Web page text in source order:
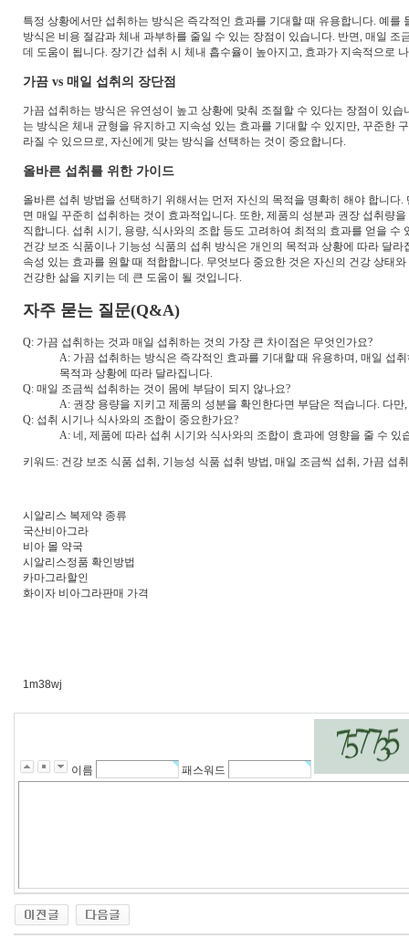
특정 상황에서만 섭취하는 방식은 즉각적인 효과를 기대할 때 유용합니다. 예
방식은 비용 절감과 체내 과부하를 줄일 수 있는 장점이 있습니다. 반면, 매일
데 도움이 됩니다. 장기간 섭취 시 체내 흡수율이 높아지고, 효과가 지속적으로
가끔 vs 매일 섭취의 장단점
가끔 섭취하는 방식은 유연성이 높고 상황에 맞춰 조절할 수 있다는 장점이 있
는 방식은 체내 균형을 유지하고 지속성 있는 효과를 기대할 수 있지만, 꾸준한
라질 수 있으므로, 자신에게 맞는 방식을 선택하는 것이 중요합니다.
올바른 섭취를 위한 가이드
올바른 섭취 방법을 선택하기 위해서는 먼저 자신의 목적을 명확히 해야 합니
면 매일 꾸준히 섭취하는 것이 효과적입니다. 또한, 제품의 성분과 권장 섭취량
직합니다. 섭취 시기, 용량, 식사와의 조합 등도 고려하여 최적의 효과를 얻을 수
건강 보조 식품이나 기능성 식품의 섭취 방식은 개인의 목적과 상황에 따라 달
속성 있는 효과를 원할 때 적합합니다. 무엇보다 중요한 것은 자신의 건강 상태
건강한 삶을 지키는 데 큰 도움이 될 것입니다.
자주 묻는 질문(Q&A)
Q: 가끔 섭취하는 것과 매일 섭취하는 것의 가장 큰 차이점은 무엇인가요?
A: 가끔 섭취하는 방식은 즉각적인 효과를 기대할 때 유용하며, 매일 섭
목적과 상황에 따라 달라집니다.
Q: 매일 조금씩 섭취하는 것이 몸에 부담이 되지 않나요?
A: 권장 용량을 지키고 제품의 성분을 확인한다면 부담은 적습니다. 다
Q: 섭취 시기나 식사와의 조합이 중요한가요?
A: 네, 제품에 따라 섭취 시기와 식사와의 조합이 효과에 영향을 줄 수
키워드: 건강 보조 식품 섭취, 기능성 식품 섭취 방법, 매일 조금씩 섭취, 가끔 섭
시알리스 복제약 종류
국산비아그라
비아 몰 약국
시알리스정품 확인방법
카마그라할인
화이자 비아그라판매 가격
1m38wj
이름 패스워드